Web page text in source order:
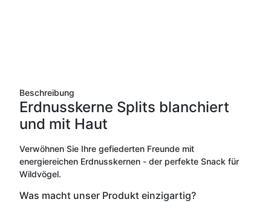
Beschreibung
Erdnusskerne Splits blanchiert
und mit Haut
Verwöhnen Sie Ihre gefiederten Freunde mit
energiereichen Erdnusskernen - der perfekte Snack für
Wildvögel.
Was macht unser Produkt einzigartig?